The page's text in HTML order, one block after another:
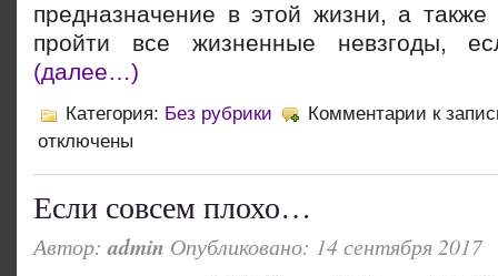
предназначение в этой жизни, а также
пройти все жизненные невзгоды,
(далее…)
Категория: Без рубрики Комментарии к
отключены
Если совсем плохо…
Автор:admin Опубликовано: 14 сентября 2017